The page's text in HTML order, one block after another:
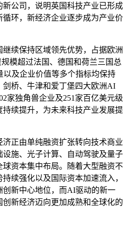
新公司，说明英国科技产业已形成
环，新经济企业逐步成为产业价
续保持区域领先优势，占据欧洲
模超过法国、德国和荷兰三国总
及企业价值等多个指标均保持
桥、牛津和爱丁堡四大欧洲AI
家独角兽企业及251家百亿美元级
续提升，为未来科技产业发展提
正由单纯融资扩张转向技术商业
施、光子计算、自动驾驶及量子
资本集中布局。随着大型融资不
续强化以及国际资本加速流入，
创新中心地位，而AI驱动的新一
新经济迈向更加成熟和全球化的